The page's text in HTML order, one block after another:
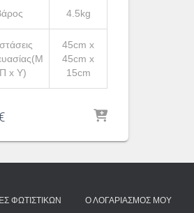
4.5kg
x Υ)
45cm x
45cm x
15cm
ΦΩΤΙΣΤΙΚΏΝ Ο ΛΟΓΑΡΙΑΣΜΌΣ ΜΟΥ